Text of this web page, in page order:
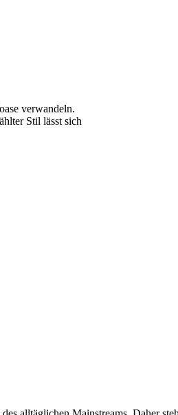
verwandeln.
Stil lässt sich